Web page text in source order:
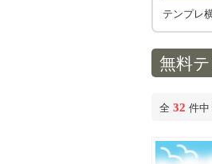
テンプレ
無料
全 32 件中